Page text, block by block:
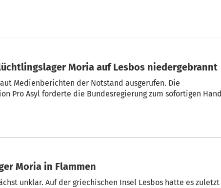
Moria auf Lesbos niedergebrannt
Medienberichten der Notstand ausgerufen. Die
Pro Asyl forderte die Bundesregierung zum sofortigen
Moria in Flammen
unklar. Auf der griechischen Insel Lesbos hatte es zuletzt